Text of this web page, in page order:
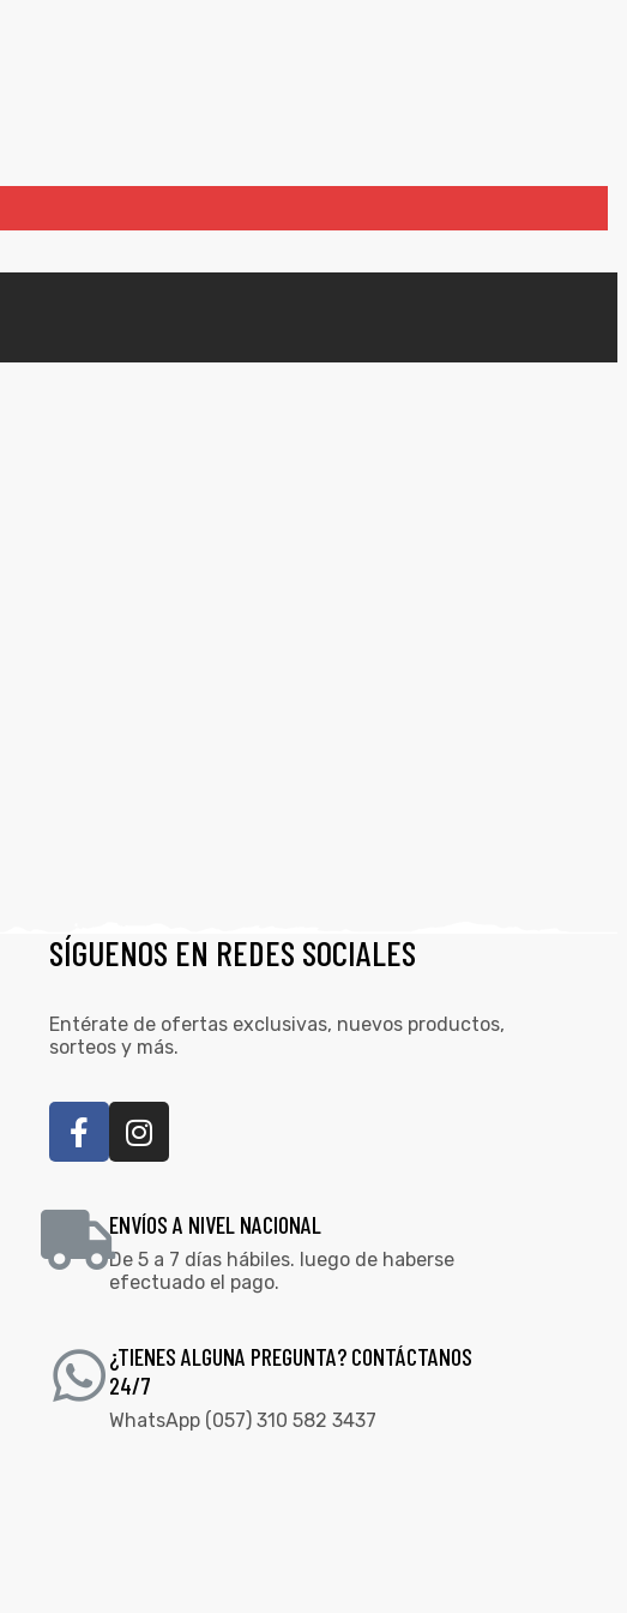
SÍGUENOS EN REDES SOCIALES
Entérate de ofertas exclusivas, nuevos productos,
sorteos y más.
ENVÍOS A NIVEL NACIONAL
De 5 a 7 días hábiles. luego de haberse
efectuado el pago.
¿TIENES ALGUNA PREGUNTA? CONTÁCTANOS
24/7
WhatsApp (057) 310 582 3437